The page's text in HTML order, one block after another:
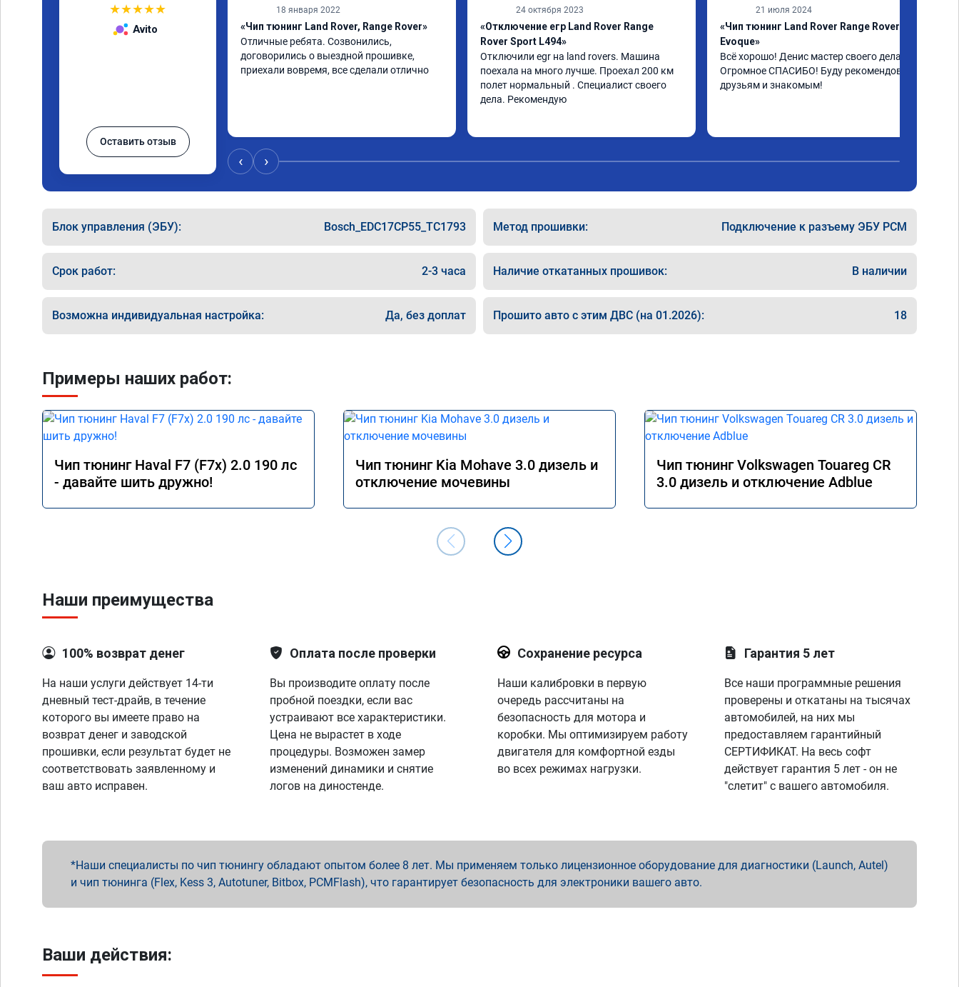
★★★★★
Avito
Оставить отзыв
18 января 2022
«Чип тюнинг Land Rover, Range Rover»
Отличные ребята. Созвонились,
договорились о выездной прошивке,
приехали вовремя, все сделали отлично
24 октября 2023
«Отключение егр Land Rover Range
Rover Sport L494»
Отключили egr на land rovers. Машина
поехала на много лучше. Проехал 200 км
полет нормальный . Специалист своего
дела. Рекомендую
21 июля 2024
«Чип тюнинг Land Rover Range Rover
Evoque»
Всё хорошо! Денис мастер своего дела!
Огромное СПАСИБО! Буду рекомендовать
друзьям и знакомым!
‹ ›
Блок управления (ЭБУ): Bosch_EDC17CP55_TC1793 Метод прошивки: Подключение к разъему ЭБУ PCM
Срок работ: 2-3 часа Наличие откатанных прошивок: В наличии
Возможна индивидуальная настройка: Да, без доплат Прошито авто с этим ДВС (на 01.2026): 18
Примеры наших работ:
Чип тюнинг Haval F7 (F7x) 2.0 190 лс
- давайте шить дружно!
Чип тюнинг Kia Mohave 3.0 дизель и
отключение мочевины
Чип тюнинг Volkswagen Touareg CR
3.0 дизель и отключение Adblue
Наши преимущества
100% возврат денег
На наши услуги действует 14-ти
дневный тест-драйв, в течение
которого вы имеете право на
возврат денег и заводской
прошивки, если результат будет не
соответствовать заявленному и
ваш авто исправен.
Оплата после проверки
Вы производите оплату после
пробной поездки, если вас
устраивают все характеристики.
Цена не вырастет в ходе
процедуры. Возможен замер
изменений динамики и снятие
логов на диностенде.
Сохранение ресурса
Наши калибровки в первую
очередь рассчитаны на
безопасность для мотора и
коробки. Мы оптимизируем работу
двигателя для комфортной езды
во всех режимах нагрузки.
Гарантия 5 лет
Все наши программные решения
проверены и откатаны на тысячах
автомобилей, на них мы
предоставляем гарантийный
СЕРТИФИКАТ. На весь софт
действует гарантия 5 лет - он не
"слетит" с вашего автомобиля.
Наши специалисты по чип тюнингу обладают опытом более 8 лет. Мы применяем только лицензионное оборудование для диагностики (Launch, Autel)
и чип тюнинга (Flex, Kess 3, Autotuner, Bitbox, PCMFlash), что гарантирует безопасность для электроники вашего авто.
Ваши действия: